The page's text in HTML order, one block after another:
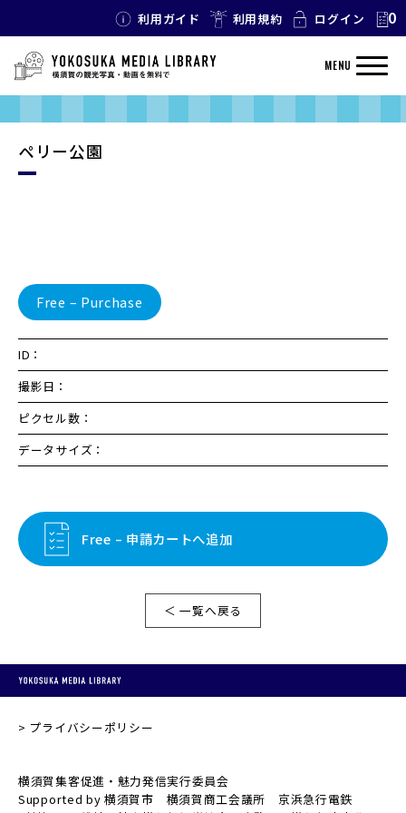
利用ガイド 利用規約 ログイン 0
MENU
ペリー公園
Free – Purchase
ID：
撮影日：
ピクセル数：
データサイズ：
Free – 申請カートへ追加
＜ 一覧へ戻る
プライバシーポリシー
横須賀集客促進・魅力発信実行委員会
Supported by 横須賀市 横須賀商工会議所 京浜急行電鉄